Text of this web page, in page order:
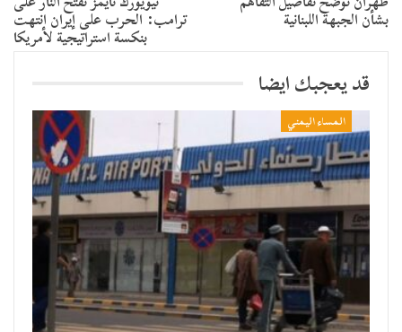
بشأن الجبهة اللبنانية ترامب: الحرب على إيران انتهت
بنكسة استراتيجية لأمريكا
قد يعجبك ايضا
المساء اليمني